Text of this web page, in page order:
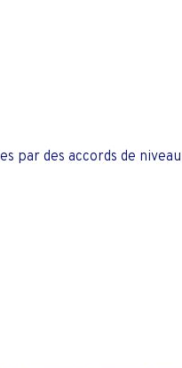
par des accords de